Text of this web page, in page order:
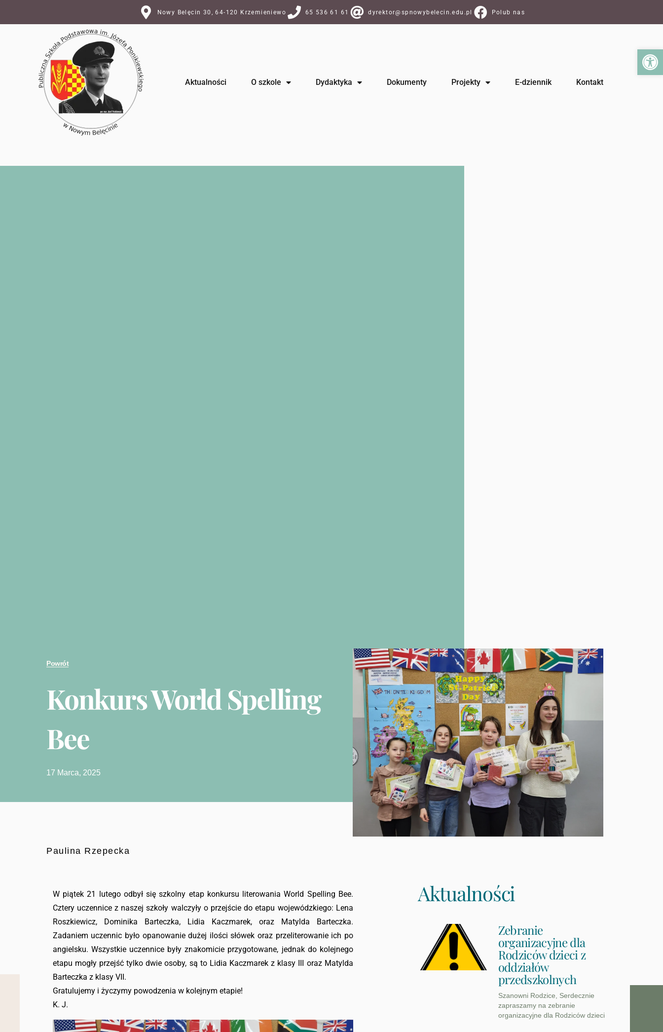
Nowy Belęcin 30, 64-120 Krzemieniewo 65 536 61 61 dyrektor@spnowybelecin.edu.pl Polub nas
Aktualności O szkole Dydaktyka Dokumenty Projekty E-dziennik Kontakt
Powrót
Konkurs World Spelling
Bee
17 Marca, 2025
Paulina Rzepecka
W piątek 21 lutego odbył się szkolny etap konkursu literowania World Spelling Bee.
Cztery uczennice z naszej szkoły walczyły o przejście do etapu wojewódzkiego: Lena
Roszkiewicz, Dominika Barteczka, Lidia Kaczmarek, oraz Matylda Barteczka.
Zadaniem uczennic było opanowanie dużej ilości słówek oraz przeliterowanie ich po
angielsku. Wszystkie uczennice były znakomicie przygotowane, jednak do kolejnego
etapu mogły przejść tylko dwie osoby, są to Lidia Kaczmarek z klasy III oraz Matylda
Barteczka z klasy VII.
Gratulujemy i życzymy powodzenia w kolejnym etapie!
K. J.
Aktualności
Zebranie
organizacyjne dla
Rodziców dzieci z
oddziałów
przedszkolnych
Szanowni Rodzice, Serdecznie
zapraszamy na zebranie
organizacyjne dla Rodziców dzieci